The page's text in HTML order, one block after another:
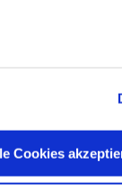
Cookies
Symbole?